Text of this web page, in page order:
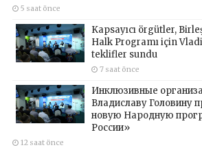
5 saat önce
Kapsayıcı örgütler,
Halk Programı için
teklifler sundu
7 saat önce
Инклюзивные
Владиславу Головину
новую Народную
России»
12 saat önce